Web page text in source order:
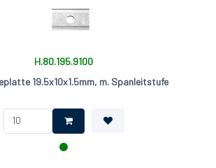
H.80.195.9100
19.5x10x1.5mm, m. Spanleitstufe